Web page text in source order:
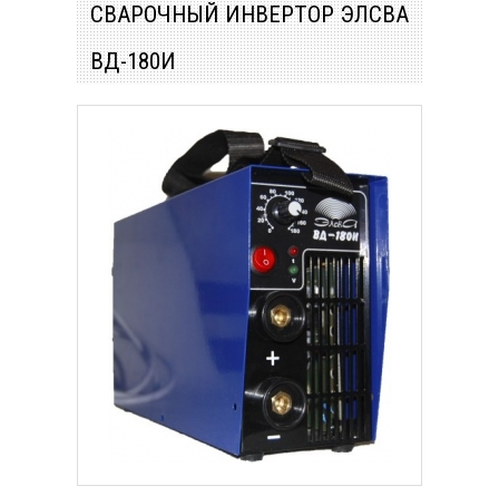
СВАРОЧНЫЙ ИНВЕРТОР ЭЛСВА
ВД-180И